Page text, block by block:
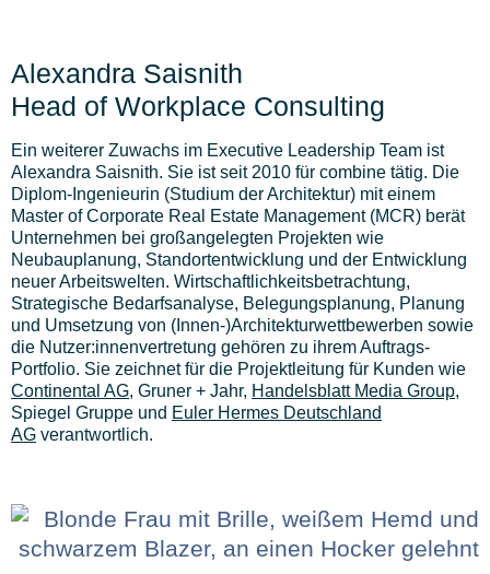
Alexandra Saisnith
Head of Workplace Consulting
Ein weiterer Zuwachs im Executive Leadership Team ist
Alexandra Saisnith. Sie ist seit 2010 für combine tätig. Die
Diplom-Ingenieurin (Studium der Architektur) mit einem
Master of Corporate Real Estate Management (MCR) berät
Unternehmen bei großangelegten Projekten wie
Neubauplanung, Standortentwicklung und der Entwicklung
neuer Arbeitswelten. Wirtschaftlichkeitsbetrachtung,
Strategische Bedarfsanalyse, Belegungsplanung, Planung
und Umsetzung von (Innen-)Architekturwettbewerben sowie
die Nutzer:innenvertretung gehören zu ihrem Auftrags-
Portfolio. Sie zeichnet für die Projektleitung für Kunden wie
Continental AG, Gruner + Jahr, Handelsblatt Media Group,
Spiegel Gruppe und Euler Hermes Deutschland
AG verantwortlich.